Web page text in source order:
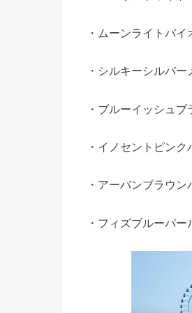
・ムーンライトバ
・シルキーシルバー
・ブルーイッシュブ
・イノセントピン
・アーバンブラウ
・フィズブルーパー